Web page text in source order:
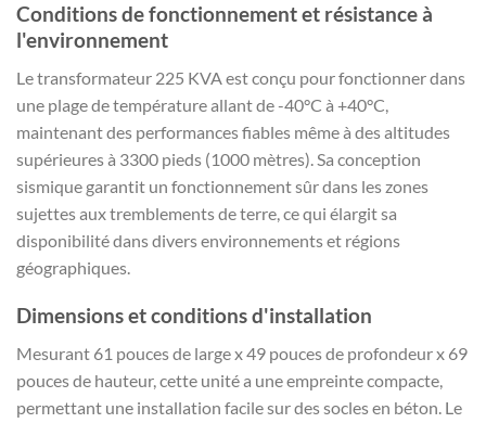
Conditions de fonctionnement et résistance à
l'environnement
Le transformateur 225 KVA est conçu pour fonctionner dans
une plage de température allant de -40°C à +40°C,
maintenant des performances fiables même à des altitudes
supérieures à 3300 pieds (1000 mètres). Sa conception
sismique garantit un fonctionnement sûr dans les zones
sujettes aux tremblements de terre, ce qui élargit sa
disponibilité dans divers environnements et régions
géographiques.
Dimensions et conditions d'installation
Mesurant 61 pouces de large x 49 pouces de profondeur x 69
pouces de hauteur, cette unité a une empreinte compacte,
permettant une installation facile sur des socles en béton. Le